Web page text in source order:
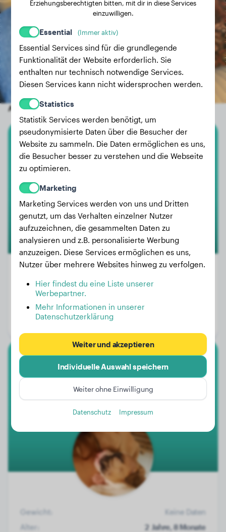
Andere zufällige Hunde
Magyar Vizsla
Gewicht:
Alter:
Boxer
Peach
Gewicht:
Keine Daten
Alter:
2 Jahre, 8 Monate
Erziehungsberechtigten bitten, mit dir in diese Services
einzuwilligen.
Essential (Immer aktiv)
Essential Services sind für die grundlegende
Funktionalität der Website erforderlich. Sie
enthalten nur technisch notwendige Services.
Diesen Services kann nicht widersprochen werden.
Statistics
Statistik Services werden benötigt, um
pseudonymisierte Daten über die Besucher der
Website zu sammeln. Die Daten ermöglichen es uns,
die Besucher besser zu verstehen und die Webseite
zu optimieren.
Marketing
Marketing Services werden von uns und Dritten
genutzt, um das Verhalten einzelner Nutzer
aufzuzeichnen, die gesammelten Daten zu
analysieren und z.B. personalisierte Werbung
anzuzeigen. Diese Services ermöglichen es uns,
Nutzer über mehrere Websites hinweg zu verfolgen.
Hier findest du eine Liste unserer
Werbepartner.
Mehr Informationen in unserer
Datenschutzerklärung
Weiter und akzeptieren
Individuelle Auswahl speichern
Weiter ohne Einwilligung
Datenschutz Impressum